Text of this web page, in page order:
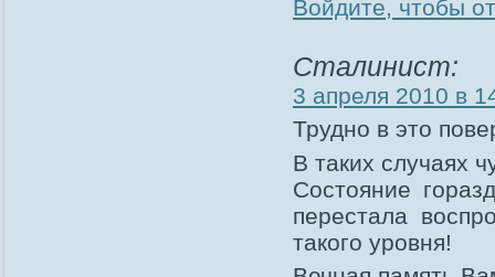
Войдите, чтобы
Сталинист:
3 апреля 2010 в
Трудно в это
В таких случаях
Состояние
перестала
такого уровня!